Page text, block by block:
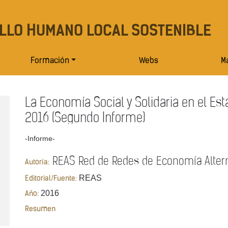
HUMANO LOCAL SOSTENIBLE
Formación Webs
La Economía Social y Solidaria en el
2016 (Segundo Informe)
-Informe-
Autoría: REAS Red de Redes de Economía
Editorial/Fuente: REAS
Año: 2016
Resumen